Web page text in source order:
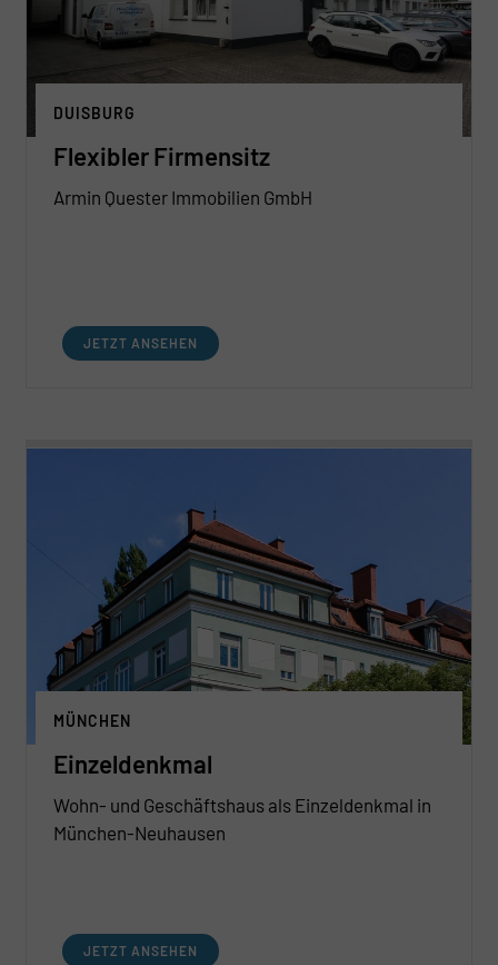
DUISBURG
Flexibler Firmensitz
Armin Quester Immobilien GmbH
JETZT ANSEHEN
MÜNCHEN
Einzeldenkmal
Wohn- und Geschäftshaus als Einzeldenkmal in
München-Neuhausen
JETZT ANSEHEN